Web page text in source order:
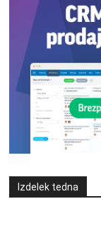
Izdelek tedna